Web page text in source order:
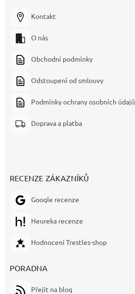
Kontakt
O nás
Obchodní podmínky
Odstoupení od smlouvy
Podmínky ochrany osobních údajů
Doprava a platba
RECENZE ZÁKAZNÍKŮ
Google recenze
Heureka recenze
Hodnocení Trestles-shop
PORADNA
Přejít na blog